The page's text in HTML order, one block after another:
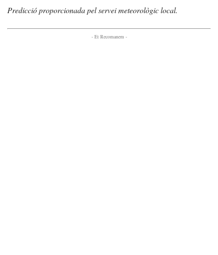
Predicció proporcionada pel servei meteorològic local.
- Et Recomanem -